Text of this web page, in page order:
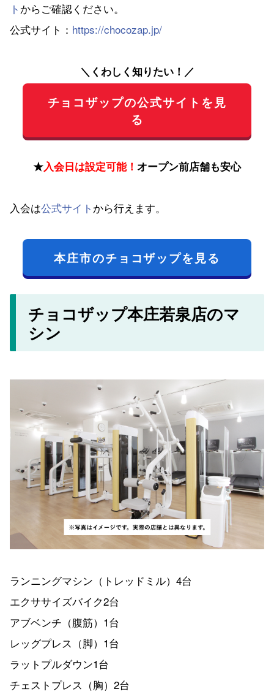
ト からご確認ください。
公式サイト： https://chocozap.jp/
＼くわしく知りたい！／
チョコザップの公式サイトを見
る
★入会日は設定可能！ オープン前店舗も安心
入会は公式サイト から行えます。
本庄市のチョコザップを見る
チョコザップ本庄若泉店のマ
シン
ランニングマシン（トレッドミル）4台
エクササイズバイク2台
アブベンチ（腹筋）1台
レッグプレス（脚）1台
ラットプルダウン1台
チェストプレス（胸）2台